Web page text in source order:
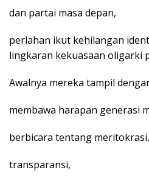
dan partai masa depan,
perlahan ikut kehilangan
lingkaran kekuasaan oligarki
Awalnya mereka tampil
membawa harapan generasi
berbicara tentang meritokrasi,
transparansi,